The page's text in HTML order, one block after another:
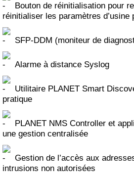
Bouton de réinitialisation pour
réinitialiser les paramètres d’usine
SFP-DDM (moniteur de
Alarme à distance Syslog
Utilitaire PLANET Smart
pratique
PLANET NMS Controller et
une gestion centralisée
Gestion de l’accès aux
intrusions non autorisées